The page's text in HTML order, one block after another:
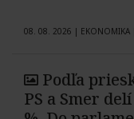
08. 08. 2026 | EKONOMIKA
Podľa
PS a Smer